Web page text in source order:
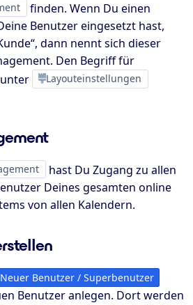
finden. Wenn Du einen
Benutzer eingesetzt hast,
dann nennt sich dieser
Den Begriff für
Layouteinstellungen
hast Du Zugang zu allen
Deines gesamten online
von allen Kalendern.
Neuer Benutzer / Superbenutzer
Benutzer anlegen. Dort werden